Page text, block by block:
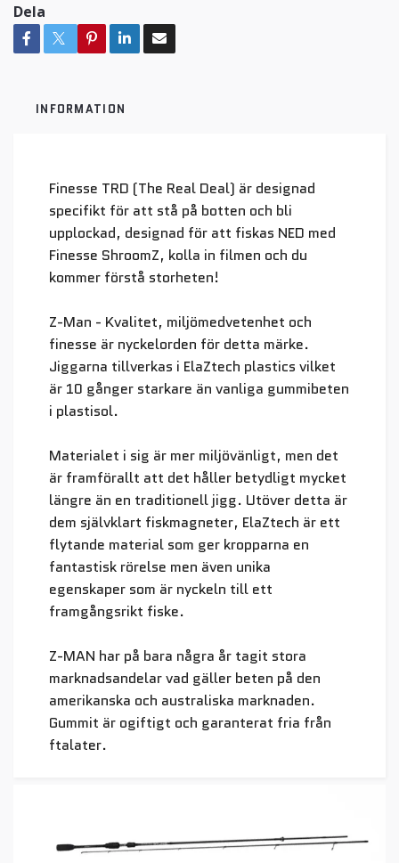
Dela
INFORMATION
Finesse TRD (The Real Deal) är designad
specifikt för att stå på botten och bli
upplockad, designad för att fiskas NED med
Finesse ShroomZ, kolla in filmen och du
kommer förstå storheten!
Z-Man - Kvalitet, miljömedvetenhet och
finesse är nyckelorden för detta märke.
Jiggarna tillverkas i ElaZtech plastics vilket
är 10 gånger starkare än vanliga gummibeten
i plastisol.
Materialet i sig är mer miljövänligt, men det
är framförallt att det håller betydligt mycket
längre än en traditionell jigg. Utöver detta är
dem självklart fiskmagneter, ElaZtech är ett
flytande material som ger kropparna en
fantastisk rörelse men även unika
egenskaper som är nyckeln till ett
framgångsrikt fiske.
Z-MAN har på bara några år tagit stora
marknadsandelar vad gäller beten på den
amerikanska och australiska marknaden.
Gummit är ogiftigt och garanterat fria från
ftalater.